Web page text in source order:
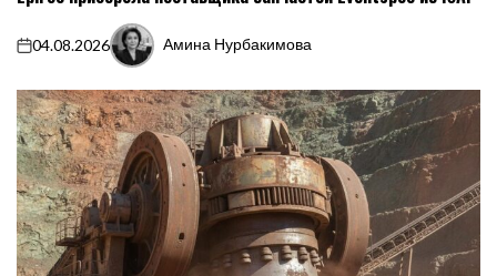
on
04.08.2026
Запись
Амина Нурбакимова